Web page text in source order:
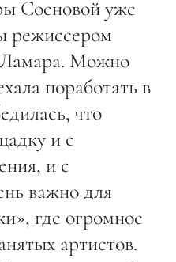
Сосновой уже
режиссером
Ламара. Можно
поработать в
что
и с
и с
важно для
где огромное
артистов.